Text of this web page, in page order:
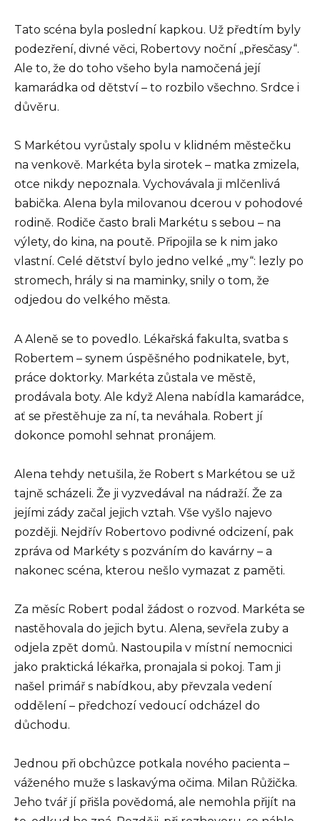
Tato scéna byla poslední kapkou. Už předtím byly
podezření, divné věci, Robertovy noční „přesčasy“.
Ale to, že do toho všeho byla namočená její
kamarádka od dětství – to rozbilo všechno. Srdce i
důvěru.
S Markétou vyrůstaly spolu v klidném městečku
na venkově. Markéta byla sirotek – matka zmizela,
otce nikdy nepoznala. Vychovávala ji mlčenlivá
babička. Alena byla milovanou dcerou v pohodové
rodině. Rodiče často brali Markétu s sebou – na
výlety, do kina, na poutě. Připojila se k nim jako
vlastní. Celé dětství bylo jedno velké „my“: lezly po
stromech, hrály si na maminky, snily o tom, že
odjedou do velkého města.
A Aleně se to povedlo. Lékařská fakulta, svatba s
Robertem – synem úspěšného podnikatele, byt,
práce doktorky. Markéta zůstala ve městě,
prodávala boty. Ale když Alena nabídla kamarádce,
ať se přestěhuje za ní, ta neváhala. Robert jí
dokonce pomohl sehnat pronájem.
Alena tehdy netušila, že Robert s Markétou se už
tajně scházeli. Že ji vyzvedával na nádraží. Že za
jejími zády začal jejich vztah. Vše vyšlo najevo
později. Nejdřív Robertovo podivné odcizení, pak
zpráva od Markéty s pozváním do kavárny – a
nakonec scéna, kterou nešlo vymazat z paměti.
Za měsíc Robert podal žádost o rozvod. Markéta se
nastěhovala do jejich bytu. Alena, sevřela zuby a
odjela zpět domů. Nastoupila v místní nemocnici
jako praktická lékařka, pronajala si pokoj. Tam ji
našel primář s nabídkou, aby převzala vedení
oddělení – předchozí vedoucí odcházel do
důchodu.
Jednou při obchůzce potkala nového pacienta –
váženého muže s laskavýma očima. Milan Růžička.
Jeho tvář jí přišla povědomá, ale nemohla přijít na